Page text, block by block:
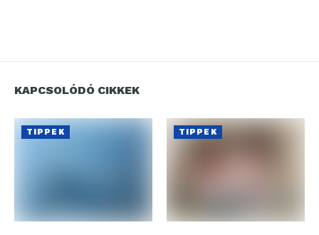
KAPCSOLÓDÓ CIKKEK
TIPPEK TIPPEK